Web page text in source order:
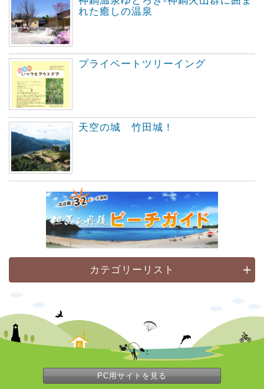
れた癒しの温泉
プライベートツリーイング
天空の城 竹田城！
カテゴリーリスト
PC用サイトを見る